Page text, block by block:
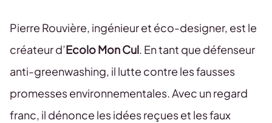
Pierre Rouvière, ingénieur et éco-designer, est le
créateur d’Ecolo Mon Cul. En tant que défenseur
anti-greenwashing, il lutte contre les fausses
promesses environnementales. Avec un regard
franc, il dénonce les idées reçues et les faux